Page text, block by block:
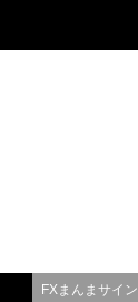
FXまんまサイン